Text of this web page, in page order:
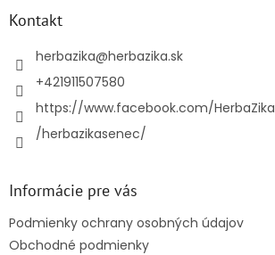
Kontakt
herbazika@herbazika.sk
+421911507580
https://www.facebook.com/HerbaZika
/herbazikasenec/
Informácie pre vás
Podmienky ochrany osobných údajov
Obchodné podmienky